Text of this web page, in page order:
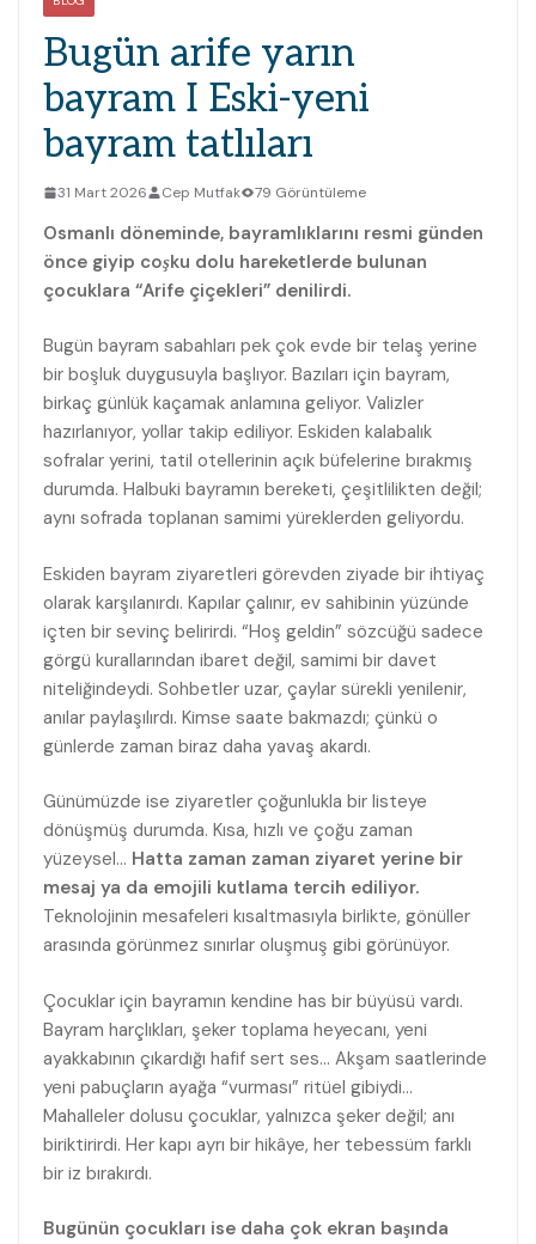
Bugün arife yarın
bayram I Eski-yeni
bayram tatlıları
31 Mart 2026 Cep Mutfak 79 Görüntüleme
Osmanlı döneminde, bayramlıklarını resmi günden
önce giyip coşku dolu hareketlerde bulunan
çocuklara “Arife çiçekleri” denilirdi.
Bugün bayram sabahları pek çok evde bir telaş yerine
bir boşluk duygusuyla başlıyor. Bazıları için bayram,
birkaç günlük kaçamak anlamına geliyor. Valizler
hazırlanıyor, yollar takip ediliyor. Eskiden kalabalık
sofralar yerini, tatil otellerinin açık büfelerine bırakmış
durumda. Halbuki bayramın bereketi, çeşitlilikten değil;
aynı sofrada toplanan samimi yüreklerden geliyordu.
Eskiden bayram ziyaretleri görevden ziyade bir ihtiyaç
olarak karşılanırdı. Kapılar çalınır, ev sahibinin yüzünde
içten bir sevinç belirirdi. “Hoş geldin” sözcüğü sadece
görgü kurallarından ibaret değil, samimi bir davet
niteliğindeydi. Sohbetler uzar, çaylar sürekli yenilenir,
anılar paylaşılırdı. Kimse saate bakmazdı; çünkü o
günlerde zaman biraz daha yavaş akardı.
Günümüzde ise ziyaretler çoğunlukla bir listeye
dönüşmüş durumda. Kısa, hızlı ve çoğu zaman
yüzeysel… Hatta zaman zaman ziyaret yerine bir
mesaj ya da emojili kutlama tercih ediliyor.
Teknolojinin mesafeleri kısaltmasıyla birlikte, gönüller
arasında görünmez sınırlar oluşmuş gibi görünüyor.
Çocuklar için bayramın kendine has bir büyüsü vardı.
Bayram harçlıkları, şeker toplama heyecanı, yeni
ayakkabının çıkardığı hafif sert ses… Akşam saatlerinde
yeni pabuçların ayağa “vurması” ritüel gibiydi…
Mahalleler dolusu çocuklar, yalnızca şeker değil; anı
biriktirirdi. Her kapı ayrı bir hikâye, her tebessüm farklı
bir iz bırakırdı.
Bugünün çocukları ise daha çok ekran başında